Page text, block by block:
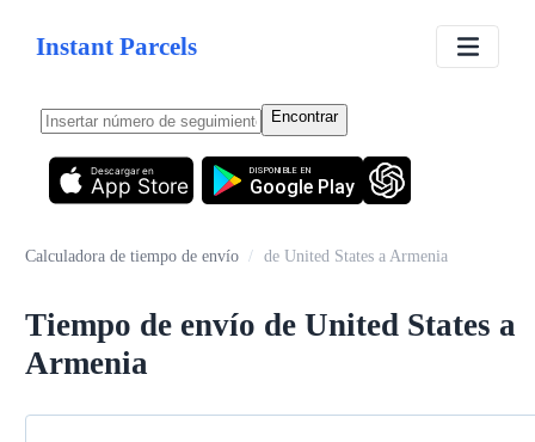
Instant Parcels
Encontrar
App Store
Descargar en
Google Play
DISPONIBLE EN
Calculadora de tiempo de envío / de United States a Armenia
Tiempo de envío de United States a
Armenia